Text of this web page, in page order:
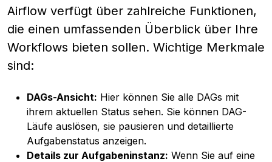
Airflow verfügt über zahlreiche Funktionen,
die einen umfassenden Überblick über Ihre
Workflows bieten sollen. Wichtige Merkmale
sind:
DAGs-Ansicht: Hier können Sie alle DAGs mit
ihrem aktuellen Status sehen. Sie können DAG-
Läufe auslösen, sie pausieren und detaillierte
Aufgabenstatus anzeigen.
Details zur Aufgabeninstanz: Wenn Sie auf eine